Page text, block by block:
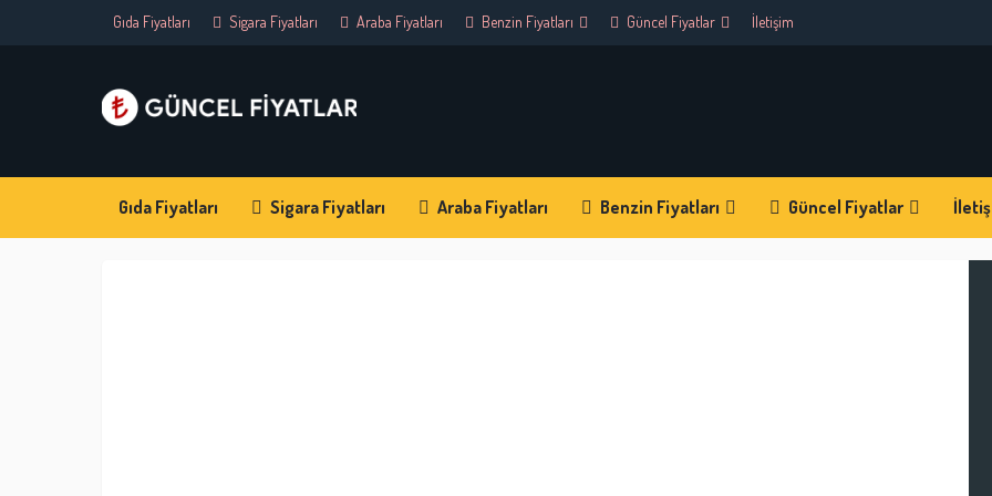
Gıda Fiyatları Sigara Fiyatları Araba Fiyatları Benzin Fiyatları Güncel Fiyatlar İletişim
Gıda Fiyatları Sigara Fiyatları Araba Fiyatları Benzin Fiyatları Güncel Fiyatlar